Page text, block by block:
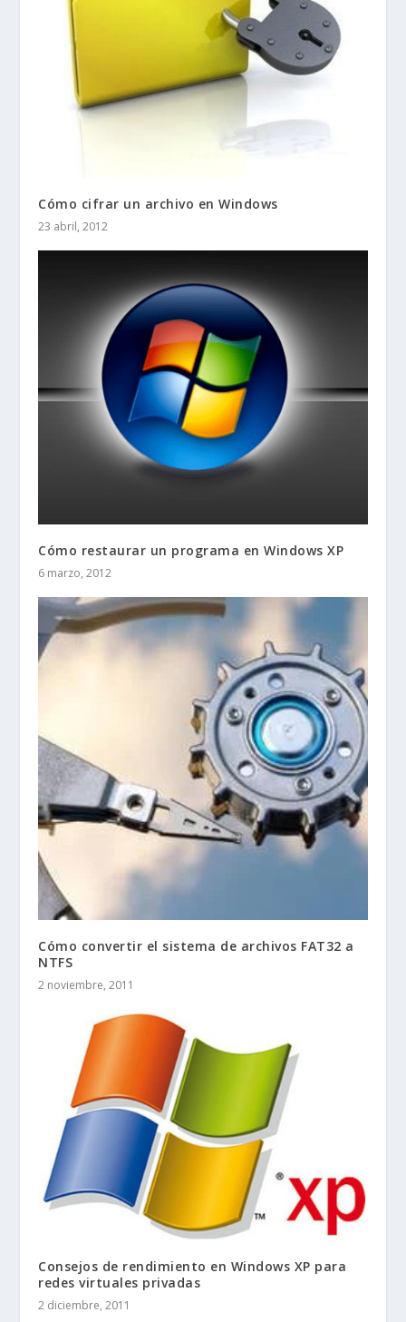
Cómo cifrar un archivo en Windows
23 abril, 2012
Cómo restaurar un programa en Windows XP
6 marzo, 2012
Cómo convertir el sistema de archivos FAT32 a
NTFS
2 noviembre, 2011
Consejos de rendimiento en Windows XP para
redes virtuales privadas
2 diciembre, 2011